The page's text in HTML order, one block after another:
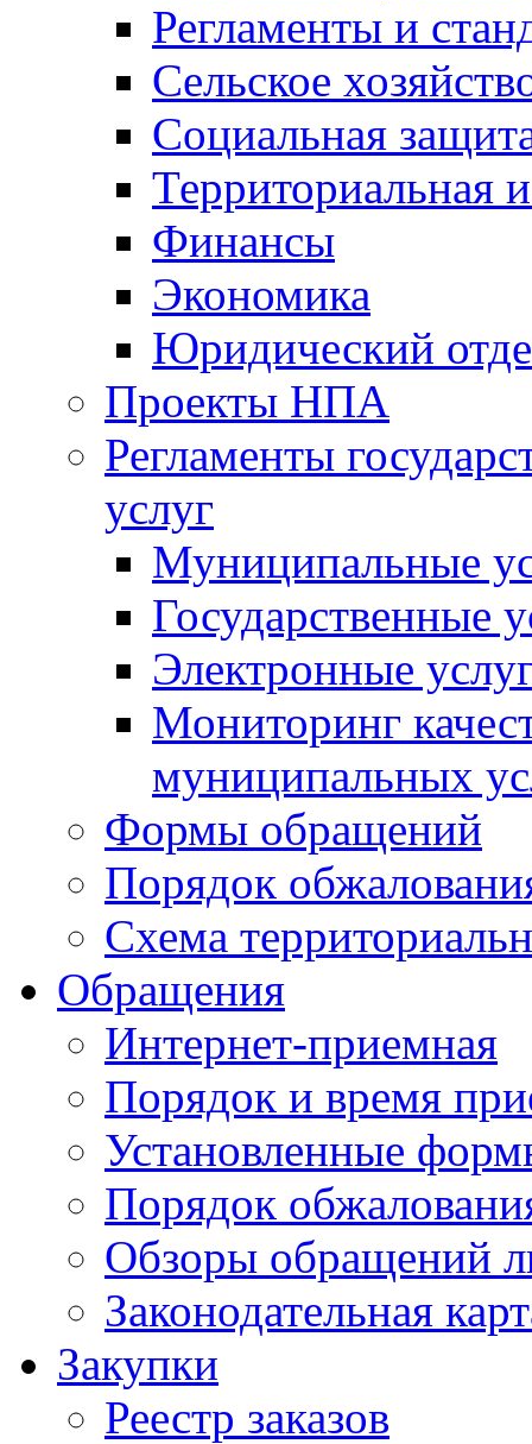
Регламенты и
Сельское
Социальная
Территориальная
Финансы
Экономика
Юридический
Проекты НПА
Регламенты
услуг
Муниципальные
Государственные
Электронные
Мониторинг
муниципальных
Формы обращений
Порядок
Схема
Обращения
Интернет-приемная
Порядок и время
Установленные
Порядок
Обзоры обращений
Законодательная
Закупки
Реестр заказов